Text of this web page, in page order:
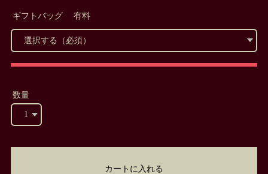
ギフトバッグ 有料
数量
カートに入れる